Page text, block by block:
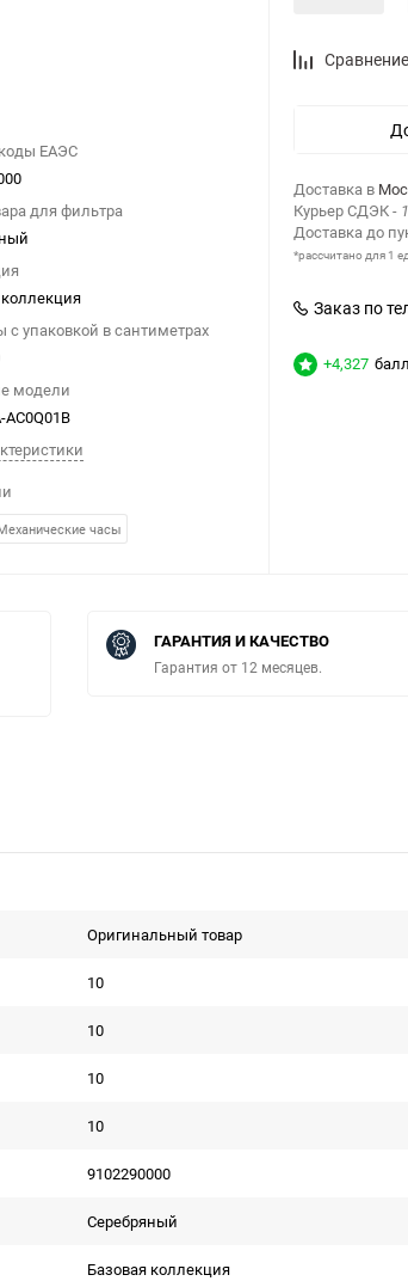
ЕАЭС
для фильтра
с упаковкой в сантиметрах
модели
AC0Q01B
часы
Сравнение
Доставка в
Курьер СДЭК-
Доставка до
*рассчитано для 1
Заказ по
+4,327
ГАРАНТИЯ И КАЧЕСТВО
Гарантия от 12 месяцев.
Оригинальный товар
10
10
10
10
9102290000
Серебряный
Базовая коллекция